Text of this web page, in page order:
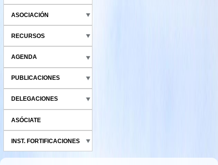
ASOCIACIÓN
RECURSOS
AGENDA
PUBLICACIONES
DELEGACIONES
ASÓCIATE
INST. FORTIFICACIONES